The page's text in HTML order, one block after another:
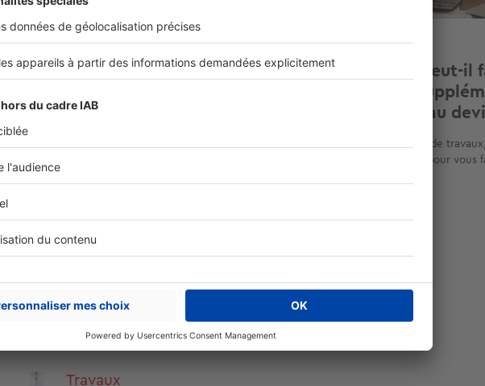
Travaux
Avez-vous l'obligation de
sans devis ?
Afin de comparer les prix proposés pour la
Travaux
Un artisan peut-il
des coûts
non prévus au
Avant la réalisation de
présente un devis pour vous
(197 articles) Autour du jardin (160 articles)
Travaux